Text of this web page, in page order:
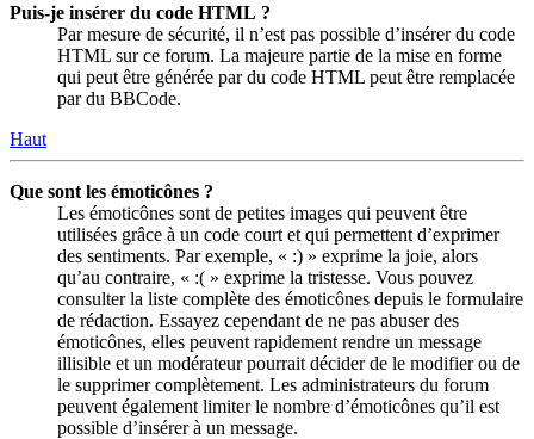
Puis-je insérer du code HTML ?
Par mesure de sécurité, il n’est pas possible d’insérer du code
HTML sur ce forum. La majeure partie de la mise en forme
qui peut être générée par du code HTML peut être remplacée
par du BBCode.
Haut
Que sont les émoticônes ?
Les émoticônes sont de petites images qui peuvent être
utilisées grâce à un code court et qui permettent d’exprimer
des sentiments. Par exemple, « :) » exprime la joie, alors
qu’au contraire, « :( » exprime la tristesse. Vous pouvez
consulter la liste complète des émoticônes depuis le formulaire
de rédaction. Essayez cependant de ne pas abuser des
émoticônes, elles peuvent rapidement rendre un message
illisible et un modérateur pourrait décider de le modifier ou de
le supprimer complètement. Les administrateurs du forum
peuvent également limiter le nombre d’émoticônes qu’il est
possible d’insérer à un message.